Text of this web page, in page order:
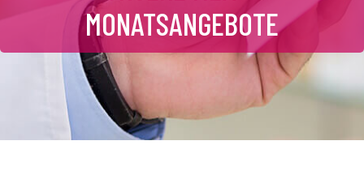
MONATSANGEBOTE